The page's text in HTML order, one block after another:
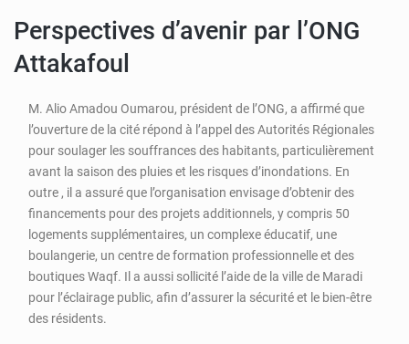
Perspectives d’avenir par l’ONG
Attakafoul
M. Alio Amadou Oumarou, président de l’ONG, a affirmé que
l’ouverture de la cité répond à l’appel des Autorités Régionales
pour soulager les souffrances des habitants, particulièrement
avant la saison des pluies et les risques d’inondations. En
outre , il a assuré que l’organisation envisage d’obtenir des
financements pour des projets additionnels, y compris 50
logements supplémentaires, un complexe éducatif, une
boulangerie, un centre de formation professionnelle et des
boutiques Waqf. Il a aussi sollicité l’aide de la ville de Maradi
pour l’éclairage public, afin d’assurer la sécurité et le bien-être
des résidents.